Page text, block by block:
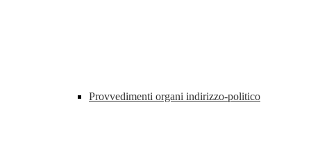
Provvedimenti organi indirizzo-politico